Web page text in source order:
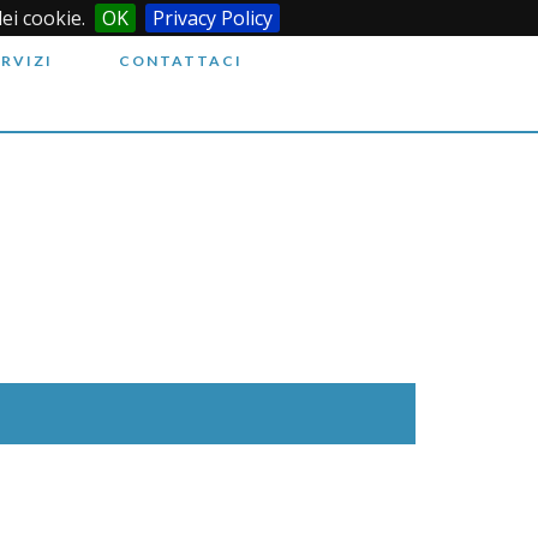
cookie. OK Privacy Policy
CONTATTACI